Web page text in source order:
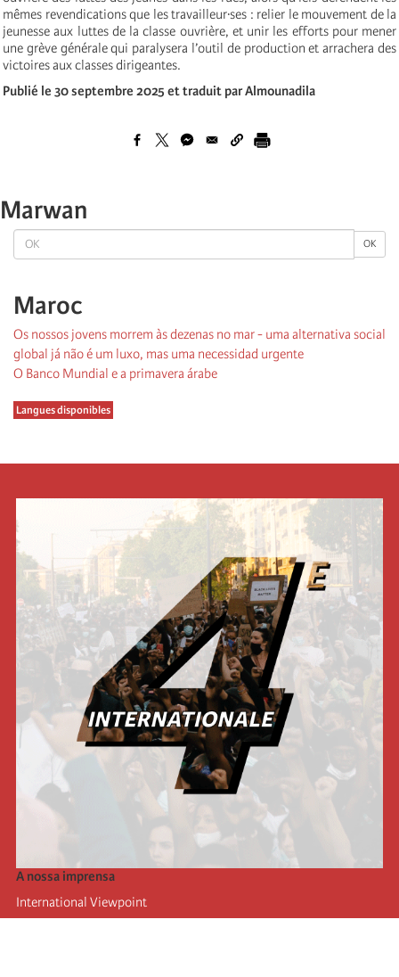
OK OK
Maroc
Os nossos jovens morrem às dezenas no mar - uma alternativa social
global já não é um luxo, mas uma necessidad urgente
O Banco Mundial e a primavera árabe
Langues disponibles
mêmes revendications que les travailleur·ses : relier le mouvement de la
jeunesse aux luttes de la classe ouvrière, et unir les efforts pour mener
une grève générale qui paralysera l’outil de production et arrachera des
victoires aux classes dirigeantes.
Publié le 30 septembre 2025 et traduit par Almounadila
Marwan
A nossa imprensa
International Viewpoint